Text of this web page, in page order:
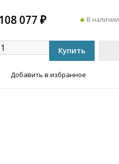
108 077 ₽ В наличии
Добавить в избранное